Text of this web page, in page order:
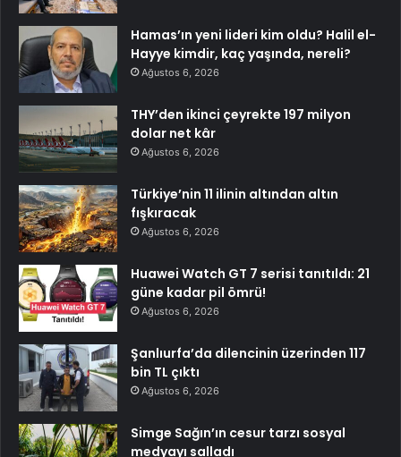
Hamas’ın yeni lideri kim oldu? Halil el-
Hayye kimdir, kaç yaşında, nereli?
Ağustos 6, 2026
THY’den ikinci çeyrekte 197 milyon
dolar net kâr
Ağustos 6, 2026
Türkiye’nin 11 ilinin altından altın
fışkıracak
Ağustos 6, 2026
Huawei Watch GT 7 serisi tanıtıldı: 21
güne kadar pil ömrü!
Ağustos 6, 2026
Şanlıurfa’da dilencinin üzerinden 117
bin TL çıktı
Ağustos 6, 2026
Simge Sağın’ın cesur tarzı sosyal
medyayı salladı